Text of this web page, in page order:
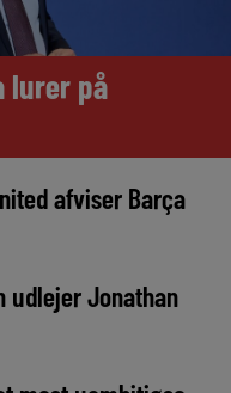
lurer på
afviser Barça
udlejer Jonathan